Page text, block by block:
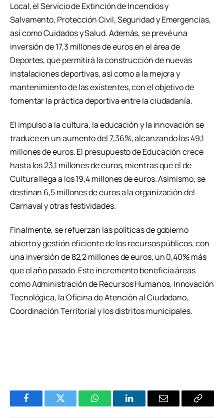
Local, el Servicio de Extinción de Incendios y
Salvamento, Protección Civil, Seguridad y Emergencias,
así como Cuidados y Salud. Además, se prevé una
inversión de 17,3 millones de euros en el área de
Deportes, que permitirá la construcción de nuevas
instalaciones deportivas, así como a la mejora y
mantenimiento de las existentes, con el objetivo de
fomentar la práctica deportiva entre la ciudadanía.
El impulso a la cultura, la educación y la innovación se
traduce en un aumento del 7,36%, alcanzando los 49,1
millones de euros. El presupuesto de Educación crece
hasta los 23,1 millones de euros, mientras que el de
Cultura llega a los 19,4 millones de euros. Asimismo, se
destinan 6,5 millones de euros a la organización del
Carnaval y otras festividades.
Finalmente, se refuerzan las políticas de gobierno
abierto y gestión eficiente de los recursos públicos, con
una inversión de 82,2 millones de euros, un 0,40% más
que el año pasado. Este incremento beneficia áreas
como Administración de Recursos Humanos, Innovación
Tecnológica, la Oficina de Atención al Ciudadano,
Coordinación Territorial y los distritos municipales.
FacebookTwitter WhatsAppLinkedInEmail
Copiar